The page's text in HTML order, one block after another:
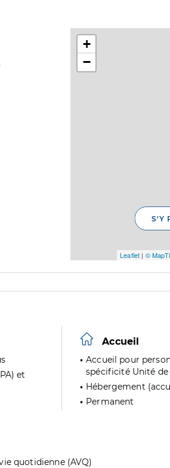
+
−
Leaflet | ©
S'Y
et
Accueil
Accueil pour
spécificité Unité
Hébergement
Permanent
quotidienne (AVQ)